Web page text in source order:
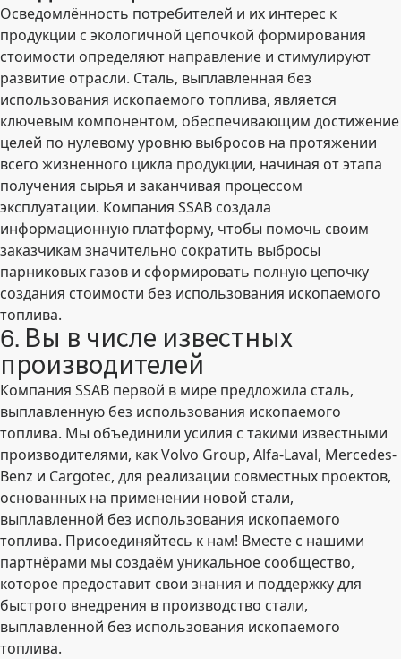
Осведомлённость потребителей и их интерес к
продукции с экологичной цепочкой формирования
стоимости определяют направление и стимулируют
развитие отрасли. Сталь, выплавленная без
использования ископаемого топлива, является
ключевым компонентом, обеспечивающим достижение
целей по нулевому уровню выбросов на протяжении
всего жизненного цикла продукции, начиная от этапа
получения сырья и заканчивая процессом
эксплуатации. Компания SSAB создала
информационную платформу, чтобы помочь своим
заказчикам значительно сократить выбросы
парниковых газов и сформировать полную цепочку
создания стоимости без использования ископаемого
топлива.
6. Вы в числе известных
производителей
Компания SSAB первой в мире предложила сталь,
выплавленную без использования ископаемого
топлива. Мы объединили усилия с такими известными
производителями, как Volvo Group, Alfa-Laval, Mercedes-
Benz и Cargotec, для реализации совместных проектов,
основанных на применении новой стали,
выплавленной без использования ископаемого
топлива. Присоединяйтесь к нам! Вместе с нашими
партнёрами мы создаём уникальное сообщество,
которое предоставит свои знания и поддержку для
быстрого внедрения в производство стали,
выплавленной без использования ископаемого
топлива.